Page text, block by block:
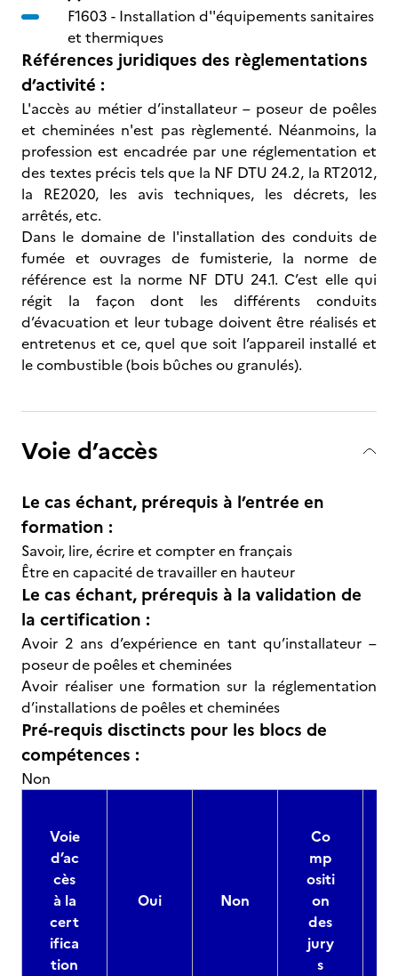
F1603 - Installation d''équipements sanitaires
et thermiques
Références juridiques des règlementations
d’activité :
L'accès au métier d’installateur – poseur de poêles
et cheminées n'est pas règlementé. Néanmoins, la
profession est encadrée par une réglementation et
des textes précis tels que la NF DTU 24.2, la RT2012,
la RE2020, les avis techniques, les décrets, les
arrêtés, etc.
Dans le domaine de l'installation des conduits de
fumée et ouvrages de fumisterie, la norme de
référence est la norme NF DTU 24.1. C’est elle qui
régit la façon dont les différents conduits
d’évacuation et leur tubage doivent être réalisés et
entretenus et ce, quel que soit l’appareil installé et
le combustible (bois bûches ou granulés).
Voie d’accès
Le cas échant, prérequis à l’entrée en
formation :
Savoir, lire, écrire et compter en français
Être en capacité de travailler en hauteur
Le cas échant, prérequis à la validation de
la certification :
Avoir 2 ans d’expérience en tant qu’installateur –
poseur de poêles et cheminées
Avoir réaliser une formation sur la réglementation
d’installations de poêles et cheminées
Pré-requis disctincts pour les blocs de
compétences :
Non
Voie
d’ac
cès
à la
cert
ifica
tion
Oui Non
Co
mp
ositi
on
des
jury
s